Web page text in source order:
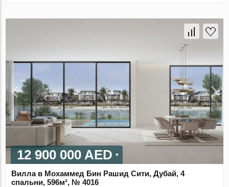
12 900 000 AED
Вилла в Мохаммед Бин Рашид Сити, Дубай, 4
спальни, 596м², № 4016